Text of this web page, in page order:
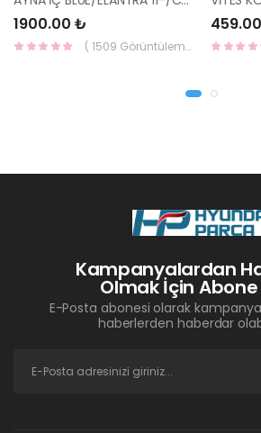
1900.00 ₺
( 1509 Görüntüleme )
Kampanyalardan
Olmak İçin Abone
E-Posta abonesi olarak
haberlerden haberdar